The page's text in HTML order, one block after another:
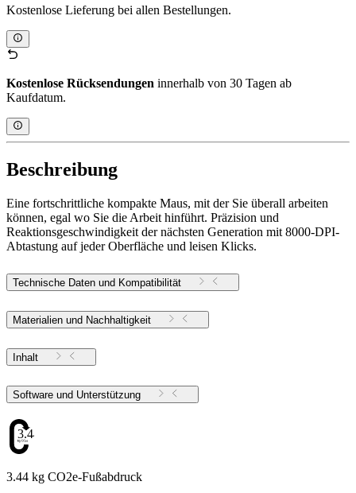
Kostenlose Lieferung bei allen Bestellungen.
Kostenlose Rücksendungen innerhalb von 30 Tagen ab
Kaufdatum.
Beschreibung
Eine fortschrittliche kompakte Maus, mit der Sie überall arbeiten
können, egal wo Sie die Arbeit hinführt. Präzision und
Reaktionsgeschwindigkeit der nächsten Generation mit 8000-DPI-
Abtastung auf jeder Oberfläche und leisen Klicks.
Technische Daten und Kompatibilität
Materialien und Nachhaltigkeit
Inhalt
Software und Unterstützung
3.44
3.44 kg CO2e-Fußabdruck